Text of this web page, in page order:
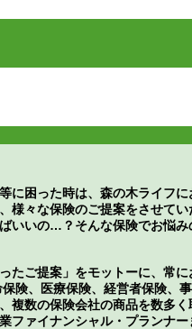
に困った時は、森の木ライフに
様々な保険のご提案をさせてい
いの…？そんな保険でお悩み
たご提案」をモットーに、常
険、医療保険、経営者保険、
複数の保険会社の商品を数多
ファイナンシャル・プランナ